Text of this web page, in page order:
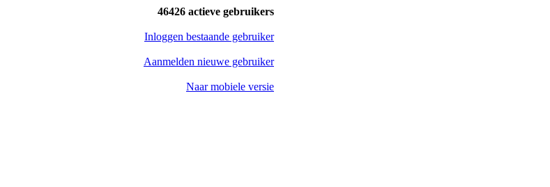
46426 actieve gebruikers
Inloggen bestaande gebruiker
Aanmelden nieuwe gebruiker
Naar mobiele versie